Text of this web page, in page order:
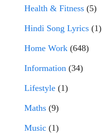
Health & Fitness (5)
Hindi Song Lyrics (1)
Home Work (648)
Information (34)
Lifestyle (1)
Maths (9)
Music (1)